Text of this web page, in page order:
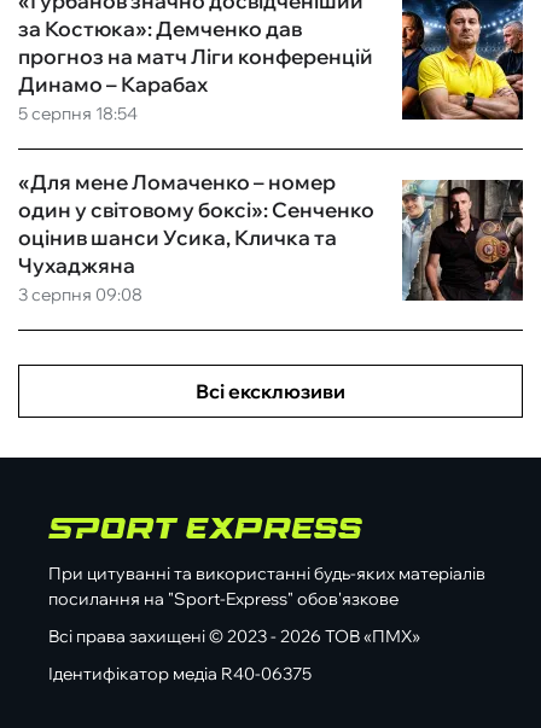
5 серпня 18:54
за Костюка»: Демченко дав
прогноз на матч Ліги конференцій
Динамо – Карабах
3 серпня 09:08
«Для мене Ломаченко – номер
один у світовому боксі»: Сенченко
оцінив шанси Усика, Кличка та
Чухаджяна
Всі ексклюзиви
При цитуванні та використанні будь-яких матеріалів
посилання на "Sport-Express" обов'язкове
Всі права захищені © 2023 - 2026 ТОВ «ПМХ»
Ідентифікатор медіа R40-06375